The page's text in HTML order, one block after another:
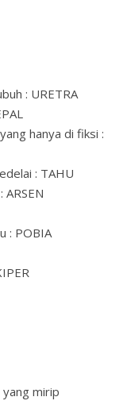
: URETRA
hanya di fiksi :
: TAHU
: POBIA
mirip